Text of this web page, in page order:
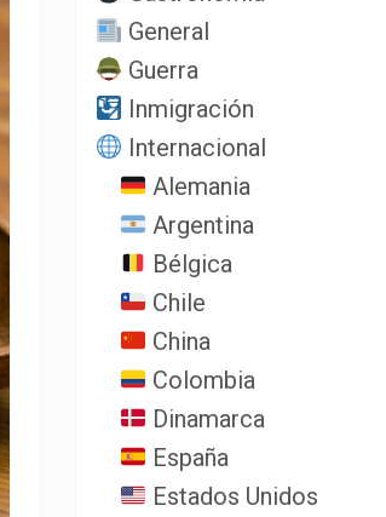
General
Guerra
Inmigración
Internacional
Alemania
Argentina
Bélgica
Chile
China
Colombia
Dinamarca
España
Estados Unidos